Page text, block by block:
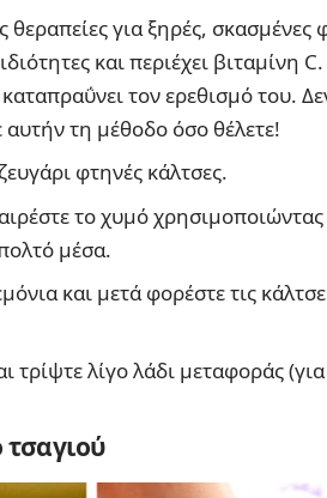
θεραπείες για ξηρές, σκασμένες
και περιέχει βιταμίνη
τον ερεθισμό του.
τη μέθοδο όσο θέλετε!
φτηνές κάλτσες.
το χυμό
μέσα.
και μετά φορέστε τις
τρίψτε λίγο λάδι μεταφοράς